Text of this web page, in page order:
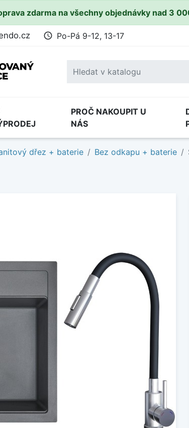
zdarma na všechny objednávky nad 3
access_time Po-Pá 9-12, 13-17
PROČ NAKOUPIT U
NÁS
dřez + baterie Bez odkapu + baterie